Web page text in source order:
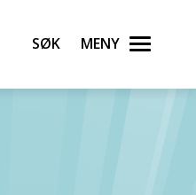
Søk Meny